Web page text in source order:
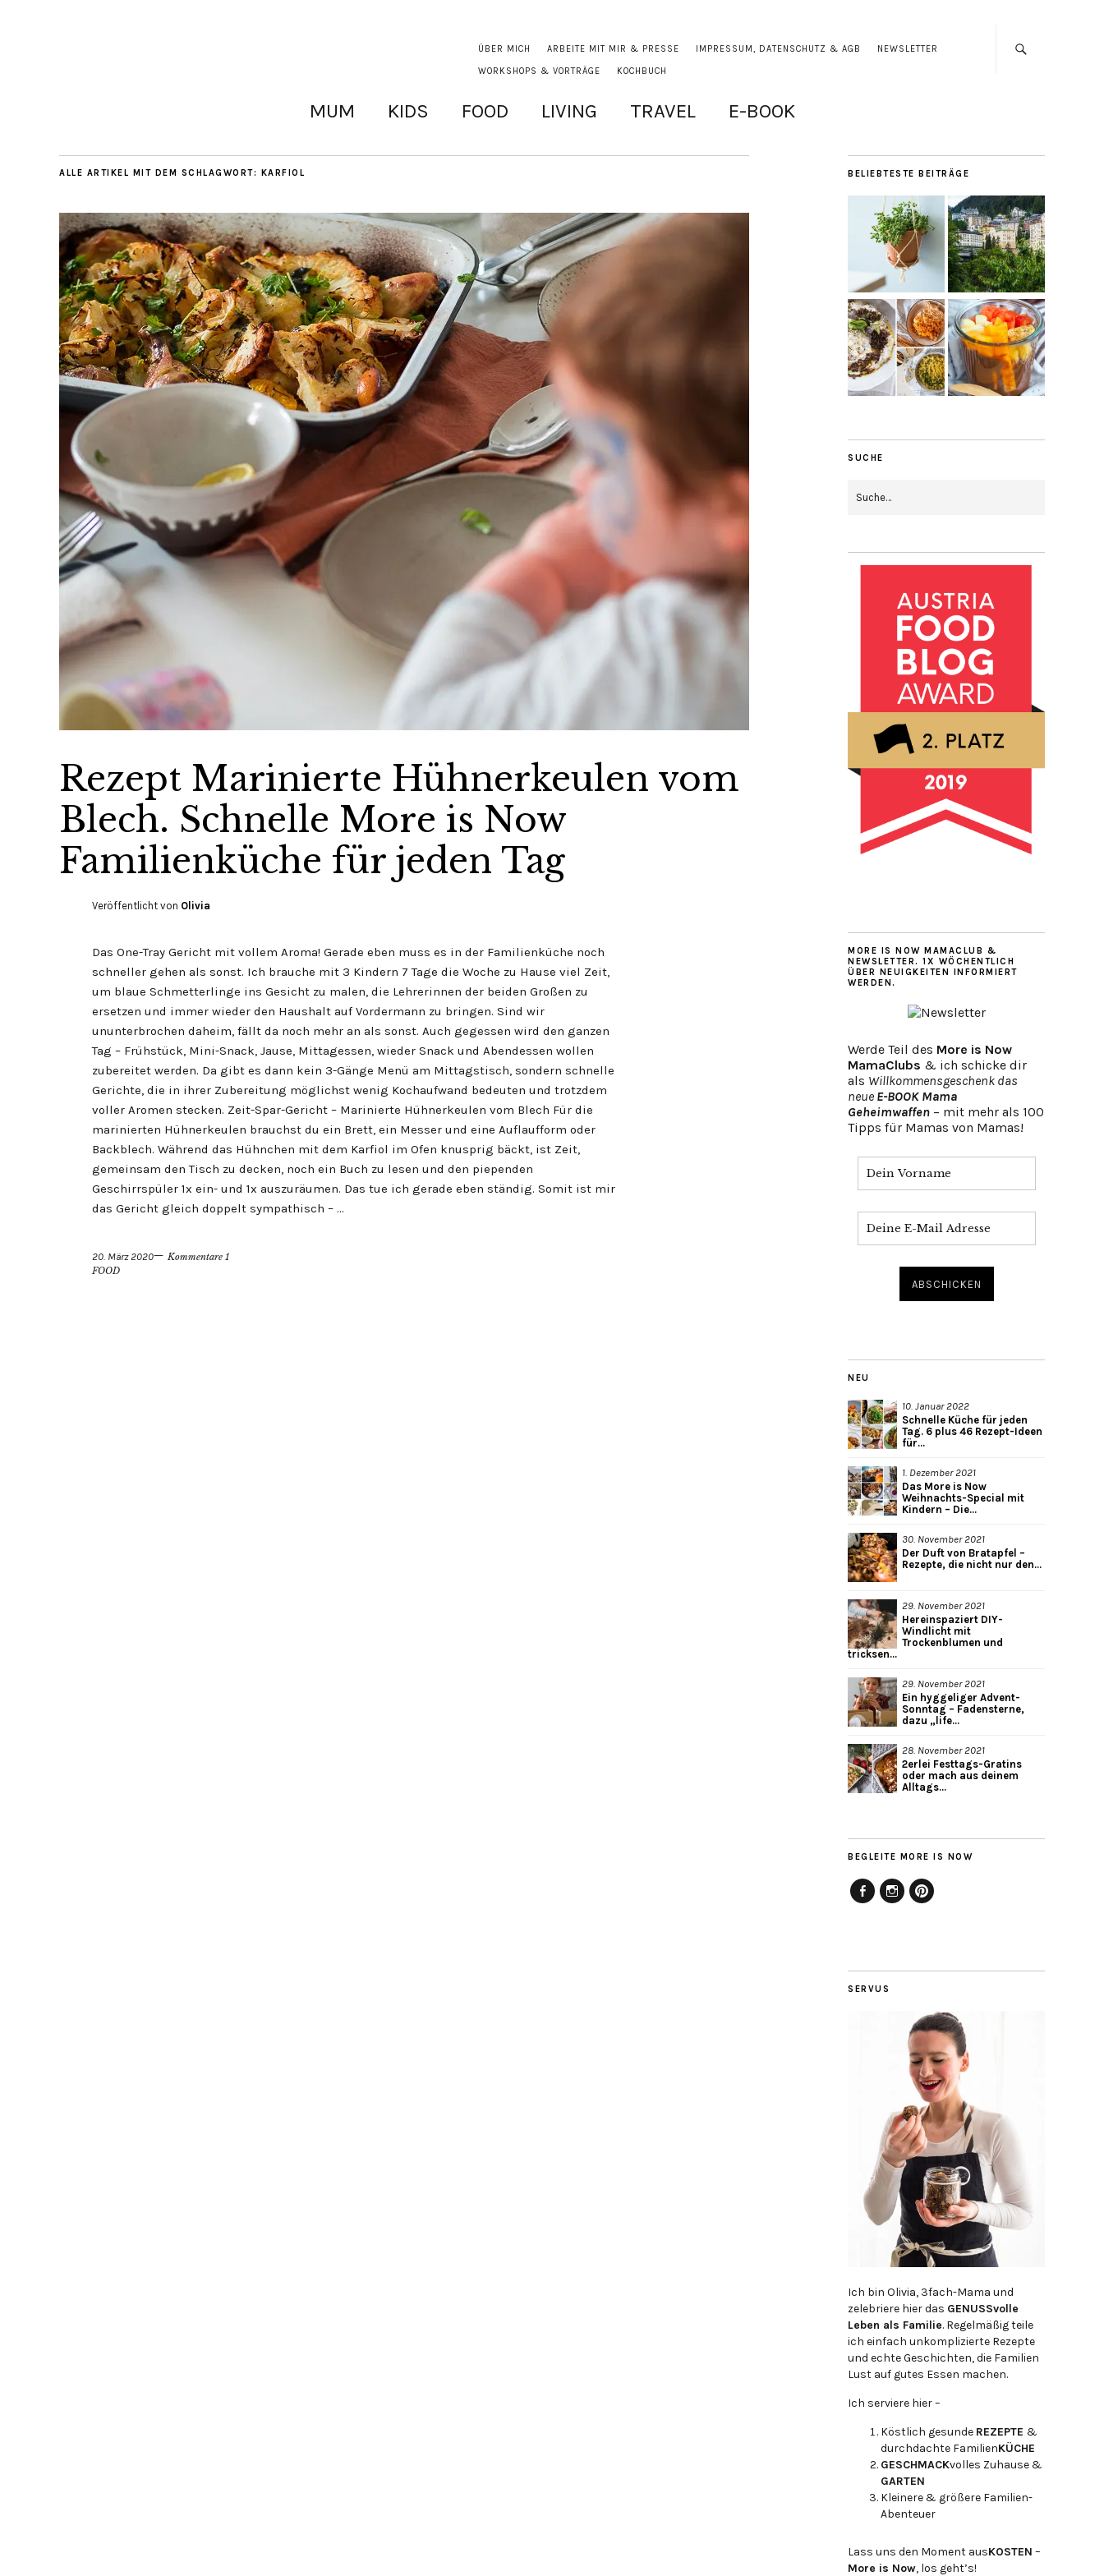
ÜBER MICH ARBEITE MIT MIR & PRESSE IMPRESSUM, DATENSCHUTZ & AGB NEWSLETTER
WORKSHOPS & VORTRÄGE KOCHBUCH
MUM KIDS FOOD LIVING TRAVEL E-BOOK
ALLE ARTIKEL MIT DEM SCHLAGWORT: KARFIOL
Rezept Marinierte Hühnerkeulen vom
Blech. Schnelle More is Now
Familienküche für jeden Tag
Veröffentlicht von Olivia
Das One-Tray Gericht mit vollem Aroma! Gerade eben muss es in der Familienküche noch
schneller gehen als sonst. Ich brauche mit 3 Kindern 7 Tage die Woche zu Hause viel Zeit,
um blaue Schmetterlinge ins Gesicht zu malen, die Lehrerinnen der beiden Großen zu
ersetzen und immer wieder den Haushalt auf Vordermann zu bringen. Sind wir
ununterbrochen daheim, fällt da noch mehr an als sonst. Auch gegessen wird den ganzen
Tag – Frühstück, Mini-Snack, Jause, Mittagessen, wieder Snack und Abendessen wollen
zubereitet werden. Da gibt es dann kein 3-Gänge Menü am Mittagstisch, sondern schnelle
Gerichte, die in ihrer Zubereitung möglichst wenig Kochaufwand bedeuten und trotzdem
voller Aromen stecken. Zeit-Spar-Gericht – Marinierte Hühnerkeulen vom Blech Für die
marinierten Hühnerkeulen brauchst du ein Brett, ein Messer und eine Auflaufform oder
Backblech. Während das Hühnchen mit dem Karfiol im Ofen knusprig bäckt, ist Zeit,
gemeinsam den Tisch zu decken, noch ein Buch zu lesen und den piependen
Geschirrspüler 1x ein- und 1x auszuräumen. Das tue ich gerade eben ständig. Somit ist mir
das Gericht gleich doppelt sympathisch – …
20. März 2020
Kommentare 1
FOOD
BELIEBTESTE BEITRÄGE
SUCHE
MORE IS NOW MAMACLUB &
NEWSLETTER. 1X WÖCHENTLICH
ÜBER NEUIGKEITEN INFORMIERT
WERDEN.
Werde Teil des More is Now
MamaClubs & ich schicke dir
als Willkommensgeschenk das
neue E-BOOK Mama
Geheimwaffen – mit mehr als 100
Tipps für Mamas von Mamas!
NEU
10. Januar 2022
Schnelle Küche für jeden
Tag. 6 plus 46 Rezept-Ideen
für...
1. Dezember 2021
Das More is Now
Weihnachts-Special mit
Kindern – Die...
30. November 2021
Der Duft von Bratapfel –
Rezepte, die nicht nur den...
29. November 2021
Hereinspaziert DIY-
Windlicht mit
Trockenblumen und
tricksen...
29. November 2021
Ein hyggeliger Advent-
Sonntag – Fadensterne,
dazu „life...
28. November 2021
2erlei Festtags-Gratins
oder mach aus deinem
Alltags...
BEGLEITE MORE IS NOW
SERVUS
Ich bin Olivia, 3fach-Mama und
zelebriere hier das GENUSSvolle
Leben als Familie. Regelmäßig teile
ich einfach unkomplizierte Rezepte
und echte Geschichten, die Familien
Lust auf gutes Essen machen.
Ich serviere hier –
Köstlich gesunde REZEPTE &
durchdachte FamilienKÜCHE
GESCHMACKvolles Zuhause &
GARTEN
Kleinere & größere Familien-
Abenteuer
Lass uns den Moment ausKOSTEN –
More is Now, los geht’s!